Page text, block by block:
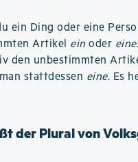
ein Ding oder eine
Artikel ein oder eine
den unbestimmten
stattdessen eine. Es
der Plural von